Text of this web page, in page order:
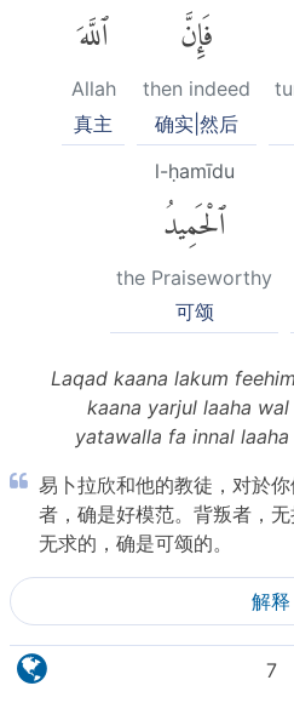
فَإِنَّ
then indeed
确实|然后
ٱللَّهَ
Allah
真主
l-ḥamīdu
ٱلْحَمِيدُ
the Praiseworthy
可颂
Laqad kaana lakum
kaana yarjul laaha
yatawalla fa innal
易卜拉欣和他的教徒，对於
者，确是好模范。背叛者，
无求的，确是可颂的。
解释
7